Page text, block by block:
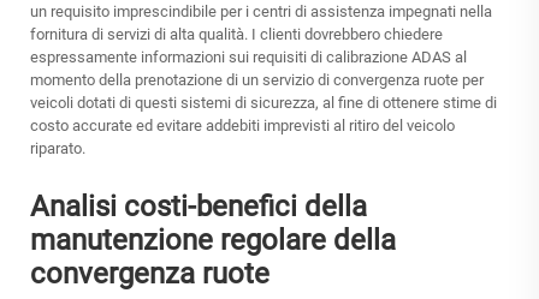
un requisito imprescindibile per i centri di assistenza impegnati nella
fornitura di servizi di alta qualità. I clienti dovrebbero chiedere
espressamente informazioni sui requisiti di calibrazione ADAS al
momento della prenotazione di un servizio di convergenza ruote per
veicoli dotati di questi sistemi di sicurezza, al fine di ottenere stime di
costo accurate ed evitare addebiti imprevisti al ritiro del veicolo
riparato.
Analisi costi-benefici della
manutenzione regolare della
convergenza ruote